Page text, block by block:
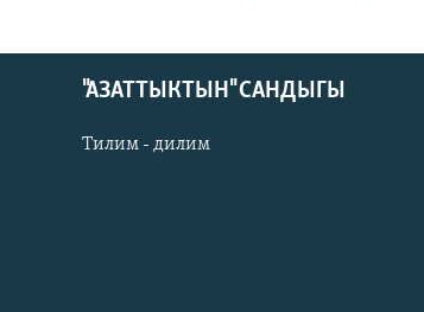
"АЗАТТЫКТЫН" САНДЫГЫ
Тилим - дилим